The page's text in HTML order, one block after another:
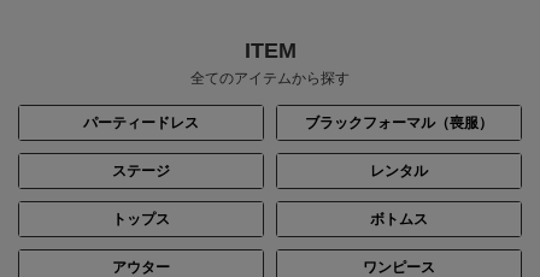
ITEM
全てのアイテムから探す
パーティードレス ブラックフォーマル（喪服）
ステージ レンタル
トップス ボトムス
アウター ワンピース